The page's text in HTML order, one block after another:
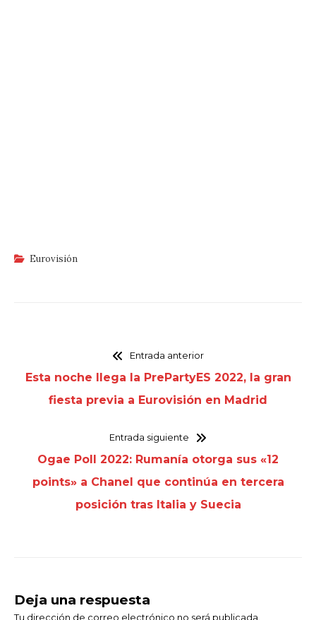
Eurovisión
Entrada anterior
Esta noche llega la PrePartyES 2022, la gran
fiesta previa a Eurovisión en Madrid
Entrada siguiente
Ogae Poll 2022: Rumanía otorga sus «12
points» a Chanel que continúa en tercera
posición tras Italia y Suecia
Deja una respuesta
Tu dirección de correo electrónico no será publicada.